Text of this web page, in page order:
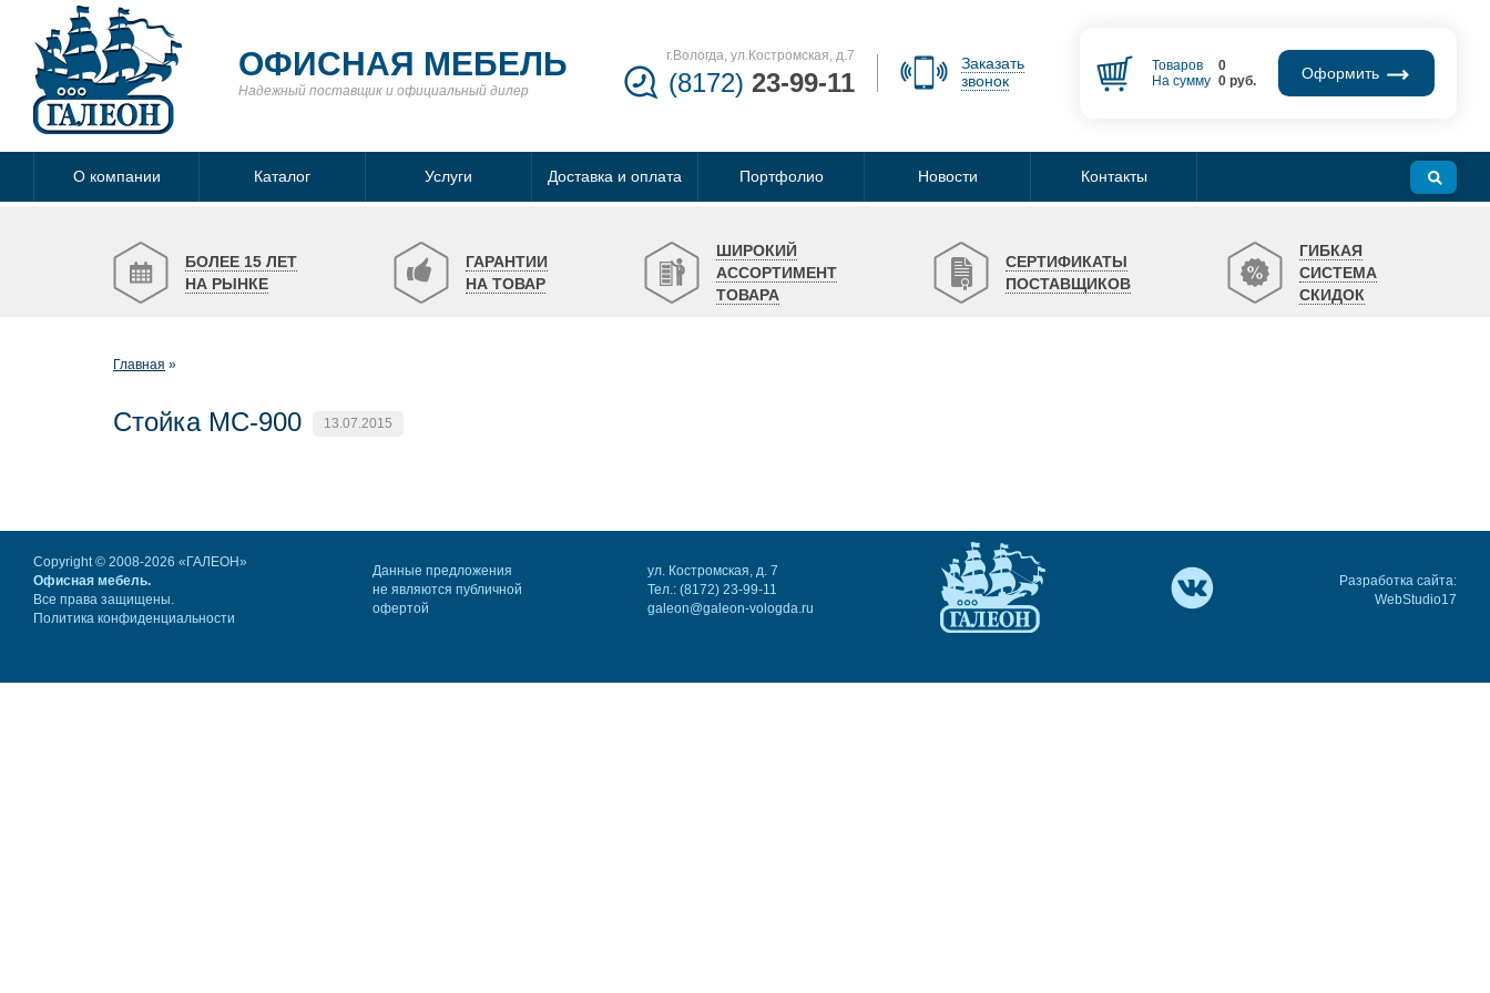
ОФИСНАЯ МЕБЕЛЬ
Надежный поставщик и официальный дилер
г.Вологда, ул.Костромская, д.7
(8172) 23-99-11
Заказать
звонок
Товаров
0
На сумму 0руб. Оформить
О компании Каталог Услуги Доставка и оплата Портфолио Новости Контакты
БОЛЕЕ 15 ЛЕТ
НА РЫНКЕ
ГАРАНТИИ
НА ТОВАР
ШИРОКИЙ
АССОРТИМЕНТ
ТОВАРА
СЕРТИФИКАТЫ
ПОСТАВЩИКОВ
ГИБКАЯ
СИСТЕМА
СКИДОК
Главная
Стойка МС-900 13.07.2015
Copyright © 2008-2026 «ГАЛЕОН»
Офисная мебель.
Все права защищены.
Политика конфиденциальности
Данные предложения
не являются публичной
офертой
ул. Костромская, д. 7
Тел.: (8172) 23-99-11
galeon@galeon-vologda.ru
Разработка сайта:
WebStudio17